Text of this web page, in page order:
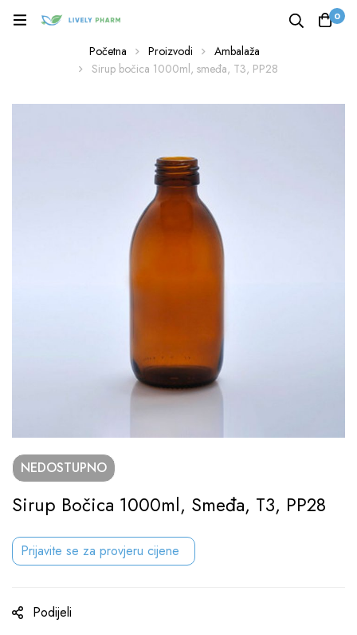
0
Početna Proizvodi
Ambalaža
Sirup bočica 1000ml, smeđa, T3, PP28
NEDOSTUPNO
Sirup Bočica 1000ml, Smeđa, T3, PP28
Prijavite se za provjeru cijene
Podijeli